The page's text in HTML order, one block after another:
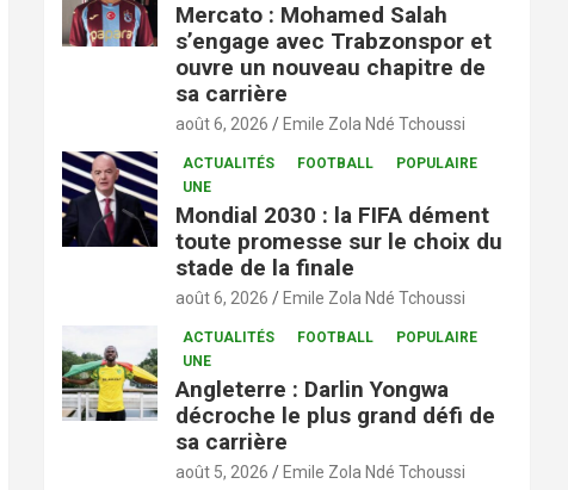
Mercato : Mohamed Salah
s’engage avec Trabzonspor et
ouvre un nouveau chapitre de
sa carrière
août 6, 2026 Emile Zola Ndé Tchoussi
ACTUALITÉS FOOTBALL
POPULAIRE
UNE
Mondial 2030 : la FIFA dément
toute promesse sur le choix du
stade de la finale
août 6, 2026 Emile Zola Ndé Tchoussi
ACTUALITÉS FOOTBALL
POPULAIRE
UNE
Angleterre : Darlin Yongwa
décroche le plus grand défi de
sa carrière
août 5, 2026 Emile Zola Ndé Tchoussi